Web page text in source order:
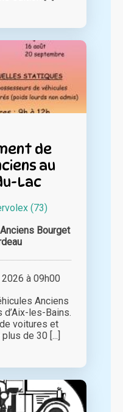
de
au
Lac
(73)
Bourget
à 09h00
Anciens
les-Bains.
voitures et
de 30 [...]